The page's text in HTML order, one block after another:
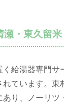
瀬・東久留米
給湯器専門サ
れています。東
り、ノーリツ